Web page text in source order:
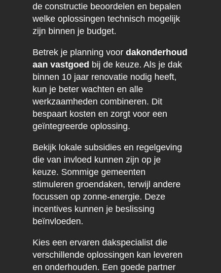
de constructie beoordelen en bepalen
welke oplossingen technisch mogelijk
zijn binnen je budget.
Betrek je planning voor dakonderhoud
aan vastgoed bij de keuze. Als je dak
binnen 10 jaar renovatie nodig heeft,
kun je beter wachten en alle
werkzaamheden combineren. Dit
bespaart kosten en zorgt voor een
geïntegreerde oplossing.
Bekijk lokale subsidies en regelgeving
die van invloed kunnen zijn op je
keuze. Sommige gemeenten
stimuleren groendaken, terwijl andere
focussen op zonne-energie. Deze
incentives kunnen je beslissing
beïnvloeden.
Kies een ervaren dakspecialist die
verschillende oplossingen kan leveren
en onderhouden. Een goede partner